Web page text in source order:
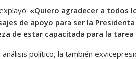
«Quiero agradecer a todos
de apoyo para ser la
de estar capacitada para la
análisis político, la también